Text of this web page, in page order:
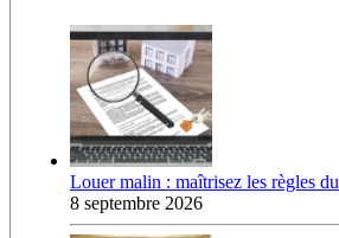
Louer malin : maîtrisez les règles
8 septembre 2026